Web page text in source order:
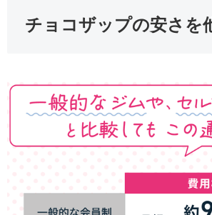
チョコザップの安さを